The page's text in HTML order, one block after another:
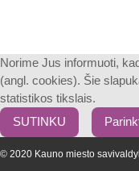
Norime Jus informuoti,
(angl. cookies). Šie
statistikos tikslais.
SUTINKU
© 2020 Kauno miesto